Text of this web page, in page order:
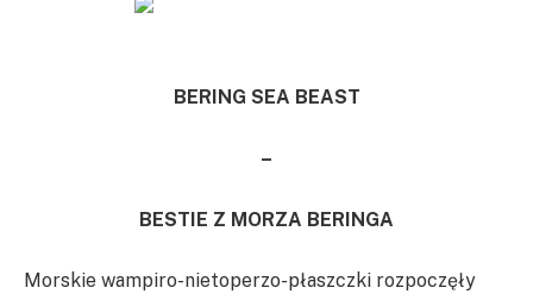
BERING SEA BEAST
–
BESTIE Z MORZA BERINGA
Morskie wampiro-nietoperzo-płaszczki rozpoczęły